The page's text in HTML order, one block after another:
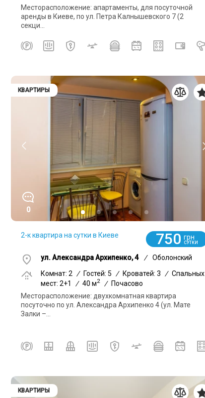
Месторасположение: апартаменты, для посуточной
аренды в Киеве, по ул. Петра Калнышевского 7 (2
секци...
КВАРТИРЫ
0
2-к квартира на сутки в Киеве 750 грн
СУТКИ
ул. Александра Архипенко, 4 /
Оболонский
Комнат: 2 / Гостей: 5 / Кроватей: 3 / Спальных
мест: 2+1
/ 40 м2 /
Почасово
Месторасположение: двухкомнатная квартира
посуточно по ул. Александра Архипенко 4 (ул. Мате
Залки –...
КВАРТИРЫ